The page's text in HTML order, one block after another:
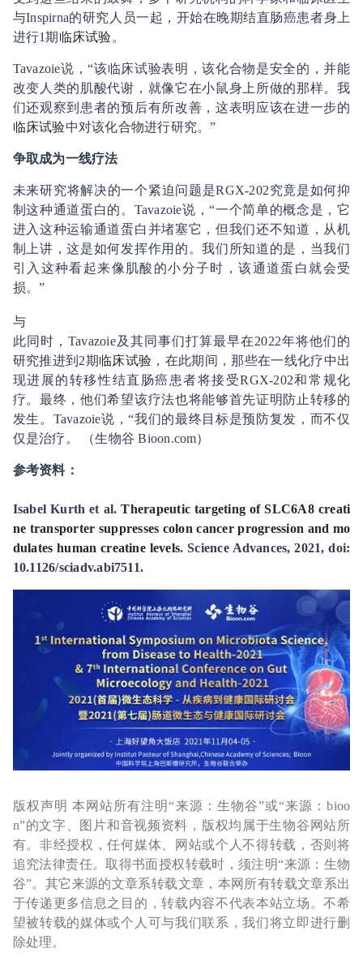
与Inspirna的研究人员一起，开始在晚期结直肠癌患者身上
进行1期 临床试验。
Tavazoie说，“该临床试验表明，该化合物是安全的，并能
改变人类的肌酸代谢，就像它在小鼠身上所做的那样。我
们还观察到患者的预后有所改善，这表明应该在进一步的
临床试验中对该化合物进行研究。”
争取成为一线疗法
未来研究将解决的一个紧迫问题是RGX-202究竟是如何抑
制这种通道蛋白的。Tavazoie说，“一个简单的概念是，它
进入这种运输通道蛋白并堵塞它，但我们还不知道，从机
制上讲，这是如何发挥作用的。我们所知道的是，当我们
引入这种看起来像肌酸的小分子时，该通道蛋白就会受
损。”
与
此同时，Tavazoie及其同事们打算最早在2022年将他们的
研究推进到2期临床试验 ，在此期间，那些在一线化疗中出
现进展的转移性结直肠癌患者将接受RGX-202和常规化
疗。最终，他们希望该疗法也将能够首先证明防止转移的
发生。Tavazoie说，“我们的最终目标是预防复发，而不仅
仅是治疗。 （生物谷 Bioon.com）
参考资料：
Isabel Kurth et al.Therapeutic targeting of SLC6A8 creati
ne transporter suppresses colon cancer progression and mo
dulates human creatine levels. Science Advances, 2021, doi:
10.1126/sciadv.abi7511.
版权声明 本网站所有注明“来源：生物谷”或“来源：bioo
n”的文字、图片和音视频资料，版权均属于生物谷网站所
有。非经授权，任何媒体、网站或个人不得转载，否则将
追究法律责任。取得书面授权转载时，须注明“来源：生物
谷”。其它来源的文章系转载文章，本网所有转载文章系出
于传递更多信息之目的，转载内容不代表本站立场。不希
望被转载的媒体或个人可与我们联系，我们将立即进行删
除处理。